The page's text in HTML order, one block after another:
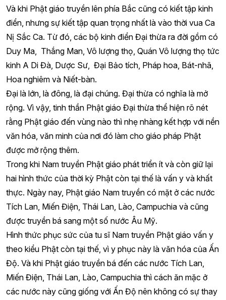
Và khi Phật giáo truyền lên phía Bắc cũng có kiết tập kinh
điển, nhưng sự kiết tập quan trọng nhất là vào thời vua Ca
Nị Sắc Ca. Từ đó, các bộ kinh điển Đại thừa ra đời gồm có
Duy Ma, Thắng Man, Vô lượng thọ, Quán Vô lượng thọ tức
kinh A Di Đà, Dược Sư, Đại Bảo tích, Pháp hoa, Bát-nhã,
Hoa nghiêm và Niết-bàn.
Đại là lớn, là đông, là đại chúng. Đại thừa có nghĩa là mở
rộng. Vì vậy, tinh thần Phật giáo Đại thừa thể hiện rõ nét
rằng Phật giáo đến vùng nào thì nhẹ nhàng kết hợp với nền
văn hóa, văn minh của nơi đó làm cho giáo pháp Phật
được mở rộng thêm.
Trong khi Nam truyền Phật giáo phát triển ít và còn giữ lại
hai hình thức của thời kỳ Phật còn tại thế là vấn y và khất
thực. Ngày nay, Phật giáo Nam truyền có mặt ở các nước
Tích Lan, Miến Điện, Thái Lan, Lào, Campuchia và cũng
được truyền bá sang một số nước Âu Mỹ.
Hình thức phục sức của tu sĩ Nam truyền Phật giáo vấn y
theo kiểu Phật còn tại thế, vì y phục này là văn hóa của Ấn
Độ. Và khi Phật giáo truyền bá đến các nước Tích Lan,
Miến Điện, Thái Lan, Lào, Campuchia thì cách ăn mặc ở
các nước này cũng giống với Ấn Độ nên không có sự thay